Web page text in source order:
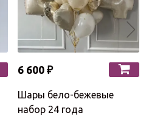
6 600 ₽
Шары бело-бежевые
набор 24 года